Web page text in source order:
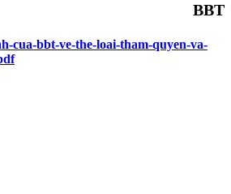
BBT
cua-bbt-ve-the-loai-tham-quyen-va-